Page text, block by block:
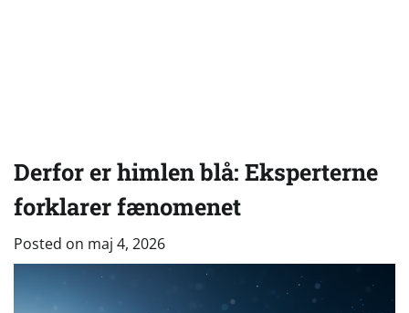
Derfor er himlen blå: Eksperterne
forklarer fænomenet
Posted on maj 4, 2026